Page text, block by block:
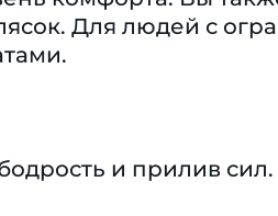
Для людей с
и прилив